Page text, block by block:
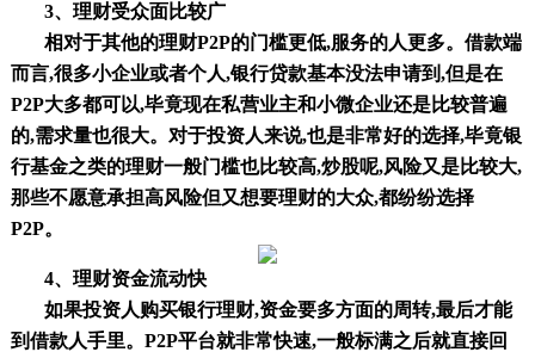
3、理财受众面比较广
相对于其他的理财P2P的门槛更低,服务的人更多。借款端
而言,很多小企业或者个人,银行贷款基本没法申请到,但是在
P2P大多都可以,毕竟现在私营业主和小微企业还是比较普遍
的,需求量也很大。对于投资人来说,也是非常好的选择,毕竟银
行基金之类的理财一般门槛也比较高,炒股呢,风险又是比较大,
那些不愿意承担高风险但又想要理财的大众,都纷纷选择
P2P。
4、理财资金流动快
如果投资人购买银行理财,资金要多方面的周转,最后才能
到借款人手里。P2P平台就非常快速,一般标满之后就直接回